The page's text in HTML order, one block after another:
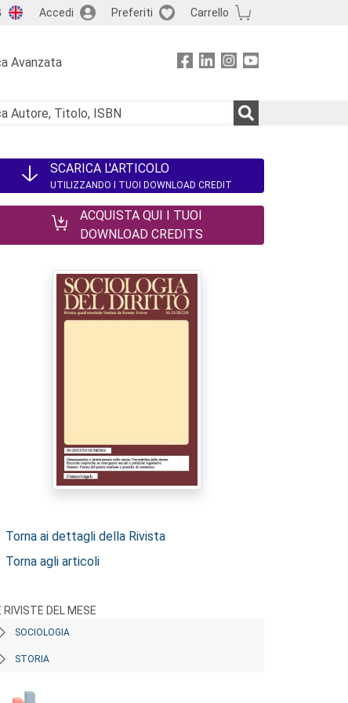
Accedi Preferiti Carrello
Avanzata
SCARICA L'ARTICOLO
UTILIZZANDO I TUOI DOWNLOAD CREDIT
ACQUISTA QUI I TUOI
DOWNLOAD CREDITS
Torna ai dettagli della Rivista
Torna agli articoli
RIVISTE DEL MESE
SOCIOLOGIA
STORIA